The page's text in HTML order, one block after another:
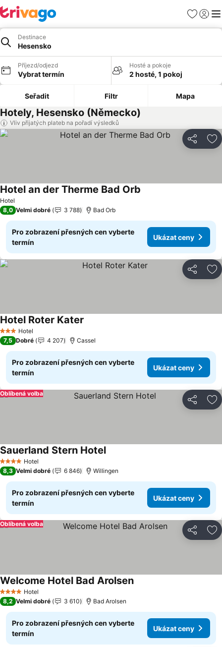
Oblíbené
Destinace
Hesensko
Příjezd/odjezd
Vybrat termín
Hosté a pokoje
2 hosté, 1 pokoj
Seřadit Filtr Mapa
Hotely, Hesensko (Německo)
Vliv přijatých plateb na pořadí výsledků
Sdílet
Hotel
Hotel an der Therme Bad Orb
8,0 Velmi dobré 3 788 Bad Orb
Pro zobrazení přesných cen vyberte
termín
Ukázat ceny
Sdílet
3 Počet hvězdiček
Hotel
Hotel Roter Kater
7,5 Dobré 4 207 Cassel
Pro zobrazení přesných cen vyberte
termín
Ukázat ceny
Sdílet
Oblíbená volba
4 Počet hvězdiček
Hotel
Sauerland Stern HotelUkázat ceny
8,3 Velmi dobré 6 846 Willingen
Pro zobrazení přesných cen vyberte
termín
Ukázat ceny
Sdílet
Oblíbená volba
4 Počet hvězdiček
Hotel
Welcome Hotel Bad ArolsenUkázat ceny
8,2 Velmi dobré 3 610 Bad Arolsen
Pro zobrazení přesných cen vyberte
termín
Ukázat ceny